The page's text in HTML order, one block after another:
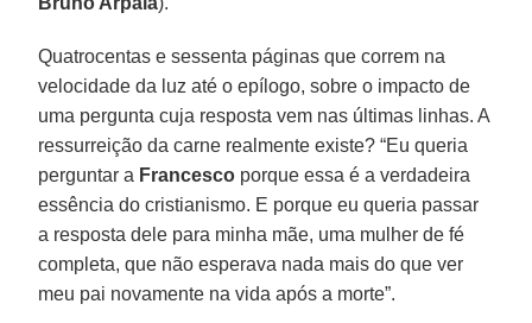
Quatrocentas e sessenta páginas que correm na
velocidade da luz até o epílogo, sobre o impacto de
uma pergunta cuja resposta vem nas últimas linhas. A
ressurreição da carne realmente existe? “Eu queria
perguntar a Francesco porque essa é a verdadeira
essência do cristianismo. E porque eu queria passar
a resposta dele para minha mãe, uma mulher de fé
completa, que não esperava nada mais do que ver
meu pai novamente na vida após a morte”.